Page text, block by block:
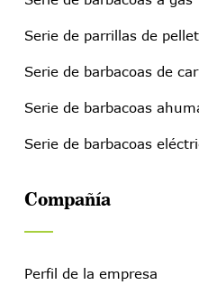
Serie de parrillas de
Serie de barbacoas de
Serie de barbacoas
Serie de barbacoas
Compañía
Perfil de la empresa